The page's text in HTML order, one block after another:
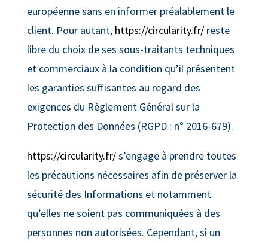
européenne sans en informer préalablement le
client. Pour autant, https://circularity.fr/reste
libre du choix de ses sous-traitants techniques
et commerciaux à la condition qu’il présentent
les garanties suffisantes au regard des
exigences du Règlement Général sur la
Protection des Données (RGPD : n° 2016-679).
https://circularity.fr/s’engage à prendre toutes
les précautions nécessaires afin de préserver la
sécurité des Informations et notamment
qu’elles ne soient pas communiquées à des
personnes non autorisées. Cependant, si un